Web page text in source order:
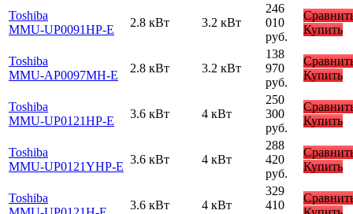
Toshiba
MMU-UP0091HP-E
2.8 кВт 3.2 кВт
246
010
руб.
Купить
Toshiba
MMU-AP0097MH-E
2.8 кВт 3.2 кВт
138
970
руб.
Купить
Toshiba
MMU-UP0121HP-E
3.6 кВт 4 кВт
250
300
руб.
Купить
Toshiba
MMU-UP0121YHP-E
3.6 кВт 4 кВт
288
420
руб.
Купить
Toshiba
3.6 кВт 4 кВт
329
410